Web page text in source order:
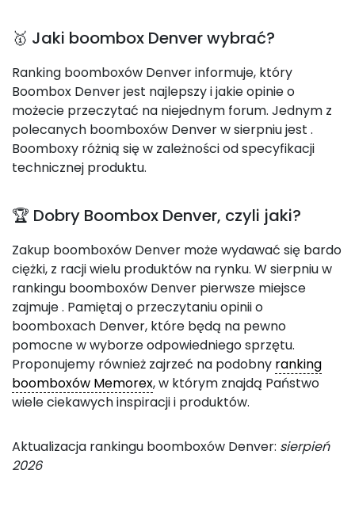
🥇 Jaki boombox Denver wybrać?
Ranking boomboxów Denver informuje, który
Boombox Denver jest najlepszy i jakie opinie o
możecie przeczytać na niejednym forum. Jednym z
polecanych boomboxów Denver w sierpniu jest .
Boomboxy różnią się w zależności od specyfikacji
technicznej produktu.
🏆 Dobry Boombox Denver, czyli jaki?
Zakup boomboxów Denver może wydawać się bardo
ciężki, z racji wielu produktów na rynku. W sierpniu w
rankingu boomboxów Denver pierwsze miejsce
zajmuje. Pamiętaj o przeczytaniu opinii o
boomboxach Denver, które będą na pewno
pomocne w wyborze odpowiedniego sprzętu.
Proponujemy również zajrzeć na podobny ranking
boomboxów Memorex, w którym znajdą Państwo
wiele ciekawych inspiracji i produktów.
Aktualizacja rankingu boomboxów Denver: sierpień
2026